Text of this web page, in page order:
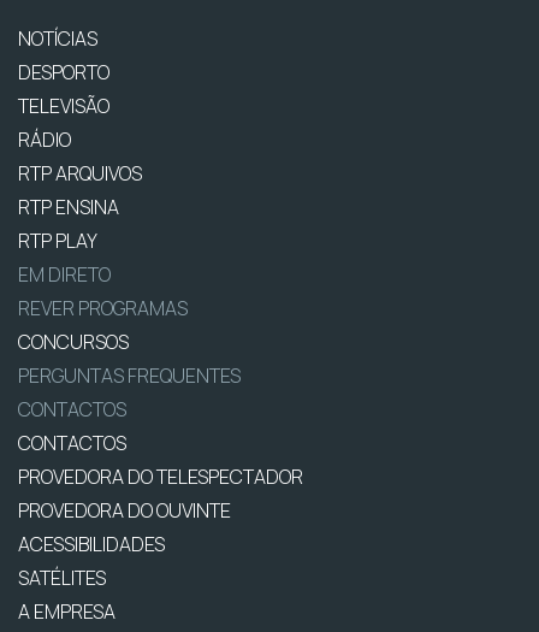
NOTÍCIAS
DESPORTO
TELEVISÃO
RÁDIO
RTP ARQUIVOS
RTP ENSINA
RTP PLAY
EM DIRETO
REVER PROGRAMAS
CONCURSOS
PERGUNTAS FREQUENTES
CONTACTOS
CONTACTOS
PROVEDORA DO TELESPECTADOR
PROVEDORA DO OUVINTE
ACESSIBILIDADES
SATÉLITES
A EMPRESA